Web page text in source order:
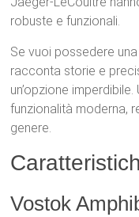
robuste e funzionali.
Se vuoi possedere
racconta storie e
un’opzione
funzionalità moderna,
genere.
Vostok